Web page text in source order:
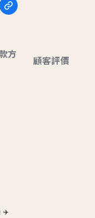
方
顧客評價
✈️